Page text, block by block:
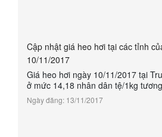
Cập nhật giá heo hơi tại các tỉnh
10/11/2017
Giá heo hơi ngày 10/11/2017 tại
ở mức 14,18 nhân dân tệ/1kg
vnđ/kg. Giá heo hơi Trung Quốc
trong thơi gian gần đây, mức dao
Ngày đăng: 13/11/2017